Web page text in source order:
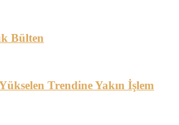
Bülten
Trendine Yakın İşlem